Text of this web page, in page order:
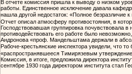
В отчете комиссия пришла к выводу о низком
работы. Единственное исключение давала
нашла другой недостаток: «Полное безразличие
Отчет описал атмосферу противостояния, в
Господствовавшая группировка почувствовала
противодействовать его работе было
Андронова «проф. Мандельштама держали в
Рабоче-крестьянские инспектора увидели, что
«распространявшееся Тимирязевым
Комиссия, в итоге, предложила директора
сентябре 1930 года директором института стал